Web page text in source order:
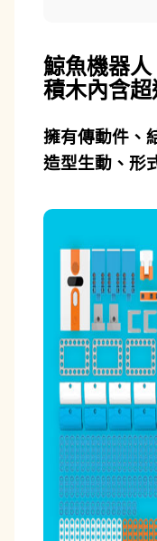
鯨魚機器人
積木內含超
擁有傳動件、
造型生動、形